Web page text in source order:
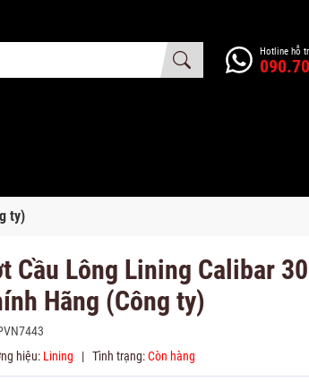
Hotline hỗ
ty)
Cầu Lông Lining Calibar
Hãng (Công ty)
hiệu: Lining | Tình trạng: Còn hàng